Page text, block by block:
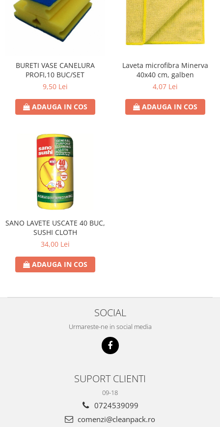
BURETI VASE CANELURA
PROFI,10 BUC/SET
9,50 Lei
ADAUGA IN COS
Laveta microfibra Minerva
40x40 cm, galben
4,07 Lei
ADAUGA IN COS
SANO LAVETE USCATE 40 BUC,
SUSHI CLOTH
34,00 Lei
ADAUGA IN COS
SOCIAL
Urmareste-ne in social media
SUPORT CLIENTI
09-18
0724539099
comenzi@cleanpack.ro